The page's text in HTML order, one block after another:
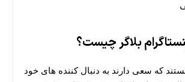
بلاگر چیست؟
که سعی دارند به دنبال کننده های خود